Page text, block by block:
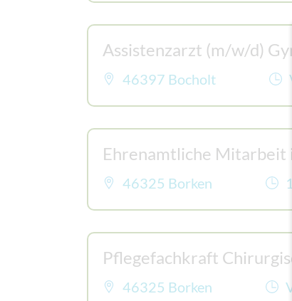
Assistenzarzt (m/w/d)
46397 Bocholt
Ehrenamtliche Mitarbeit
46325 Borken
Pflegefachkraft
46325 Borken